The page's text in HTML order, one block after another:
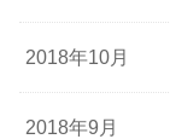
2018年10月
2018年9月